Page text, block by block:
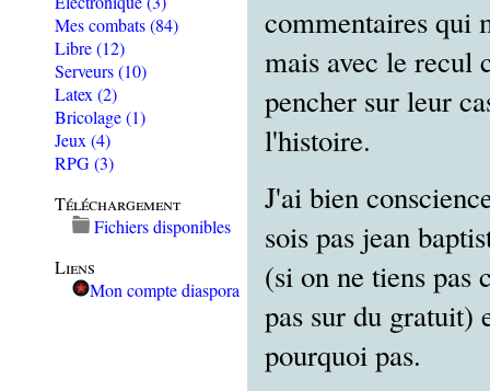
Mes combats(84)
Libre(12)
Serveurs(10)
Latex (2)
Bricolage(1)
Jeux (4)
RPG(3)
Téléchargement
Fichiers disponibles
Liens
Mon compte diaspora
commentaires qui
mais avec le recul
pencher sur leur
l'histoire.
J'ai bien
sois pas jean
(si on ne tiens pas
pas sur du gratuit)
pourquoi pas.